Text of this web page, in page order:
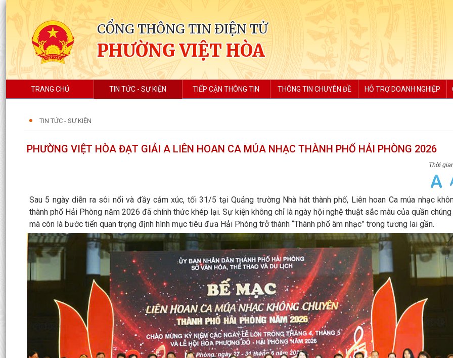
CỔNG THÔNG TIN ĐIỆN TỬ
PHƯỜNG VIỆT HÒA
TRANG CHỦ TIN TỨC - SỰ KIỆN TIẾP CẬN THÔNG TIN THÔNG TIN CHUYÊN ĐỀ HỖ TRỢ DOANH NGHIỆP
TIN TỨC - SỰ KIỆN
PHƯỜNG VIỆT HÒA ĐẠT GIẢI A LIÊN HOAN CA MÚA NHẠC THÀNH PHỐ HẢI PHÒNG 2026
Sau 5 ngày diễn ra sôi nổi và đầy cảm xúc, tối 31/5 tại Quảng trường Nhà hát thành phố, Liên hoan Ca múa nhạc
thành phố Hải Phòng năm 2026 đã chính thức khép lại. Sự kiện không chỉ là ngày hội nghệ thuật sắc màu của quần chúng
mà còn là bước tiến quan trọng định hình mục tiêu đưa Hải Phòng trở thành “Thành phố âm nhạc” trong tương lai gần.